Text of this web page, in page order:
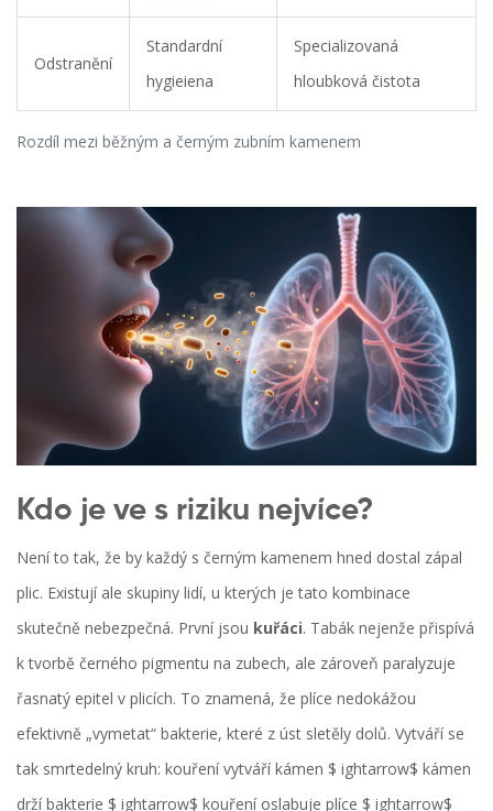
Rozdíl mezi běžným a černým zubním kamenem
Odstranění
Standardní
hygieiena
Specializovaná
hloubková čistota
Kdo je ve s riziku nejvíce?
Není to tak, že by každý s černým kamenem hned dostal zápal
plic. Existují ale skupiny lidí, u kterých je tato kombinace
skutečně nebezpečná. První jsou kuřáci. Tabák nejenže přispívá
k tvorbě černého pigmentu na zubech, ale zároveň paralyzuje
řasnatý epitel v plicích. To znamená, že plíce nedokážou
efektivně „vymetat“ bakterie, které z úst sletěly dolů. Vytváří se
tak smrtedelný kruh: kouření vytváří kámen $ ightarrow$ kámen
drží bakterie $ ightarrow$ kouření oslabuje plíce $ ightarrow$